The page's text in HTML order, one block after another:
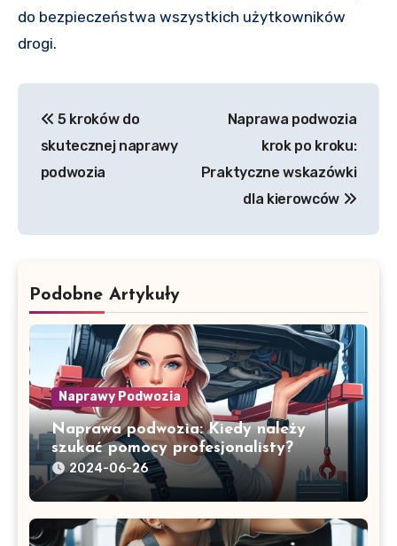
do bezpieczeństwa wszystkich użytkowników
drogi.
wpisu
5 kroków do
skutecznej naprawy
podwozia
Naprawa podwozia
krok po kroku:
Praktyczne wskazówki
dla kierowców
Podobne Artykuły
Naprawy Podwozia
Naprawa podwozia: Kiedy należy
szukać pomocy profesjonalisty?
2024-06-26